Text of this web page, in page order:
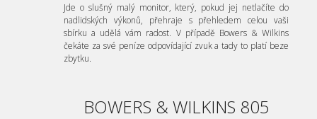
Jde o slušný malý monitor, který, pokud jej netlačíte do
nadlidských výkonů, přehraje s přehledem celou vaši
sbírku a udělá vám radost. V případě Bowers & Wilkins
čekáte za své peníze odpovídající zvuk a tady to platí beze
zbytku.
BOWERS & WILKINS 805